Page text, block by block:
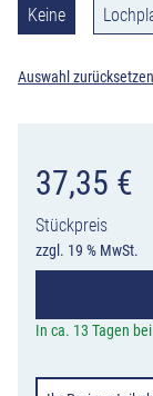
Keine
Auswahl zurücksetzen
37,35 €
Stückpreis
zzgl. 19 % MwSt.
In ca. 13 Tagen